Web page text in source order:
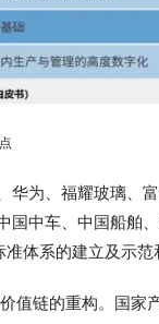
为、福耀玻璃、
中车、中国船舶
体系的建立及示范
值链的重构。国家